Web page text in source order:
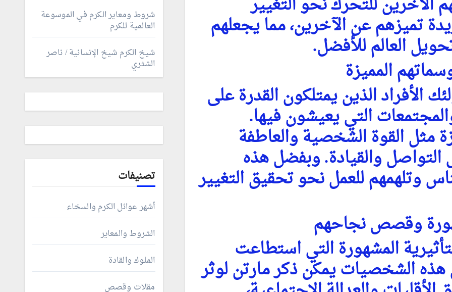
تميزهم عن الآخرين، مما يجعلهم
العالم للأفضل.
المميزة
الأفراد الذين يمتلكون القدرة على
التي يعيشون فيها.
مثل القوة الشخصية والعاطفة
التواصل والقيادة. وبفضل هذه
وتلهمهم للعمل نحو تحقيق التغيير
وقصص نجاحهم
المشهورة التي استطاعت
هذه الشخصيات يمكن ذكر مارتن لوثر
شروط ومعاير الكرم في الموسوعة
العالمية للكرم
شيخ الكرم شيخ الإنسانية / ناصر
الشثري
تصنيفات
أشهر عوائل الكرم والسخاء
الشروط والمعاير
الملوك والقادة
مقلات وقصص